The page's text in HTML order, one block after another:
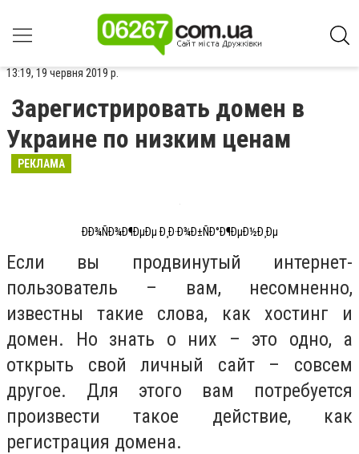
13:19, 19 червня 2019 р.
Зарегистрировать домен в
Украине по низким ценам
РЕКЛАМА
ÐÐ¾ÑÐ¾Ð¶ÐµÐµ Ð¸Ð·Ð¾Ð±ÑÐ°Ð¶ÐµÐ½Ð¸Ðµ
Если вы продвинутый интернет-
пользователь – вам, несомненно,
известны такие слова, как хостинг и
домен. Но знать о них – это одно, а
открыть свой личный сайт – совсем
другое. Для этого вам потребуется
произвести такое действие, как
регистрация домена.